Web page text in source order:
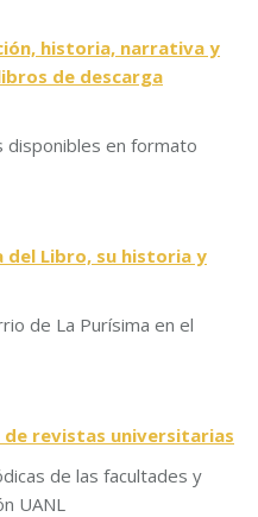
historia, narrativa y
de descarga
disponibles en formato
del Libro, su historia y
de La Purísima en el
revistas universitarias
de las facultades y
UANL